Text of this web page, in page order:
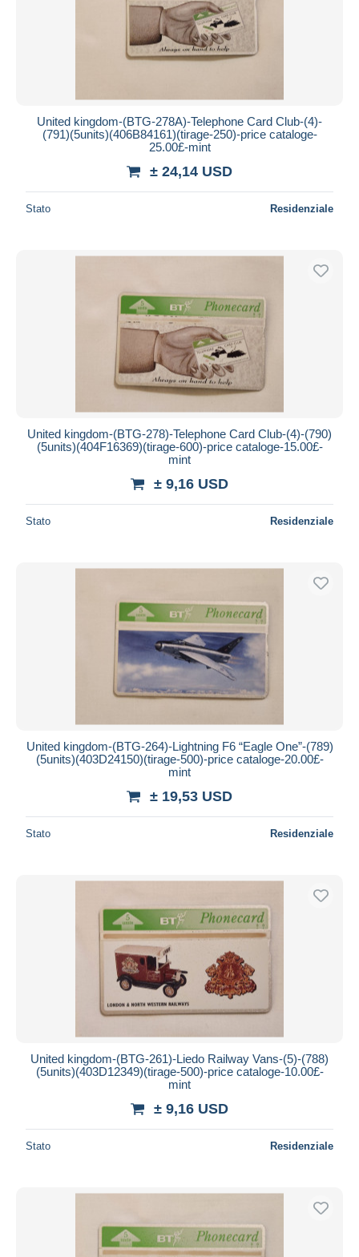
United kingdom-(BTG-278A)-Telephone Card Club-(4)-
(791)(5units)(406B84161)(tirage-250)-price cataloge-
25.00£-mint
± 24,14 USD
Stato Residenziale
United kingdom-(BTG-278)-Telephone Card Club-(4)-(790)
(5units)(404F16369)(tirage-600)-price cataloge-15.00£-
mint
± 9,16 USD
Stato Residenziale
United kingdom-(BTG-264)-Lightning F6 “Eagle One”-(789)
(5units)(403D24150)(tirage-500)-price cataloge-20.00£-
mint
± 19,53 USD
Stato Residenziale
United kingdom-(BTG-261)-Liedo Railway Vans-(5)-(788)
(5units)(403D12349)(tirage-500)-price cataloge-10.00£-
mint
± 9,16 USD
Stato Residenziale